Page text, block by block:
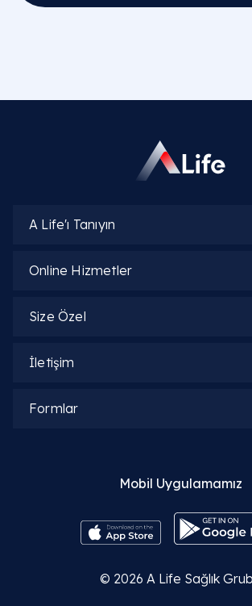
A Life'ı Tanıyın
Online Hizmetler
Size Özel
İletişim
Formlar
Mobil Uygulamamız
© 2026 A Life Sağlık